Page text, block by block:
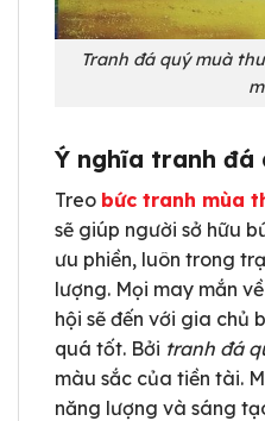
Tranh đá quý muà
Ý nghĩa tranh đá
Treo bức tranh mùa
sẽ giúp người sở hữu
ưu phiền, luôn trong
lượng. Mọi may mắn
hội sẽ đến với gia chủ
quá tốt. Bởi tranh đá
màu sắc của tiền tài.
năng lượng và sáng